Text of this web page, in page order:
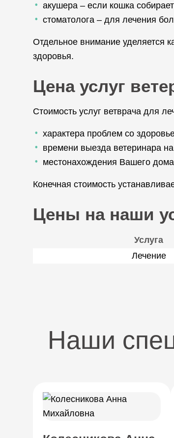
акушера – если кошка
стоматолога – для лечения
Отдельное внимание уделяется
здоровья.
Цена услуг
Стоимость услуг ветврача для
характера проблем со
времени выезда ветеринара
местонахождения Вашего
Конечная стоимость
Цены на наши
Услуга
Лечение
Наши